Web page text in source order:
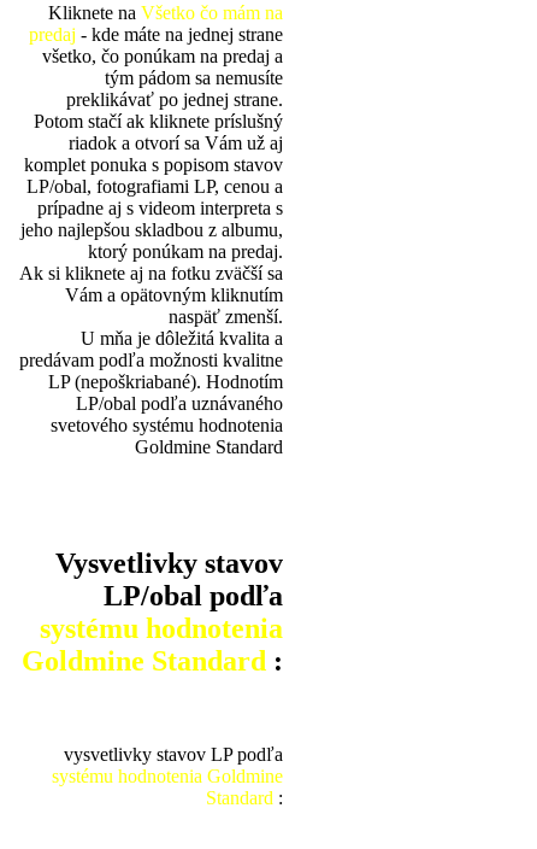
Kliknete na Všetko čo mám na
predaj - kde máte na jednej strane
všetko, čo ponúkam na predaj a
tým pádom sa nemusíte
preklikávať po jednej strane.
Potom stačí ak kliknete príslušný
riadok a otvorí sa Vám už aj
komplet ponuka s popisom stavov
LP/obal, fotografiami LP, cenou a
prípadne aj s videom interpreta s
jeho najlepšou skladbou z albumu,
ktorý ponúkam na predaj.
Ak si kliknete aj na fotku zväčší sa
Vám a opätovným kliknutím
naspäť zmenší.
U mňa je dôležitá kvalita a
predávam podľa možnosti kvalitne
LP (nepoškriabané). Hodnotím
LP/obal podľa uznávaného
svetového systému hodnotenia
Goldmine Standard
Vysvetlivky stavov
LP/obal podľa
systému hodnotenia
Goldmine Standard :
vysvetlivky stavov LP podľa
systému hodnotenia Goldmine
Standard :